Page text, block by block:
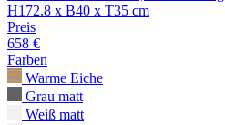
H172.8 x B40 x T35 cm
Preis
658 €
Farben
Warme Eiche
Grau matt
Weiß matt